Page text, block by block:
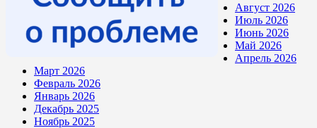
Август 2026
Июль 2026
Июнь 2026
Май 2026
Апрель 2026
Март 2026
Февраль 2026
Январь 2026
Декабрь 2025
Ноябрь 2025